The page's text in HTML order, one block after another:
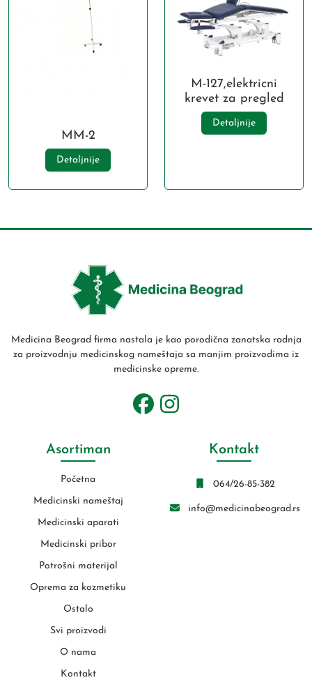
MM-2
Detaljnije
M-127,elektricni
krevet za pregled
Detaljnije
Medicina Beograd firma nastala je kao porodična zanatska radnja
za proizvodnju medicinskog nameštaja sa manjim proizvodima iz
medicinske opreme.
Asortiman
Početna
Medicinski nameštaj
Medicinski aparati
Medicinski pribor
Potrošni materijal
Oprema za kozmetiku
Ostalo
Svi proizvodi
O nama
Kontakt
Kontakt
064/26-85-382
info@medicinabeograd.rs